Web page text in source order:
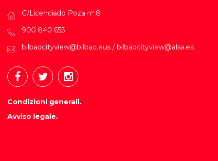
C/Licenciado Poza nº 8
900 840 655
bilbaocityview@bilbao.eus / bilbaocityview@alsa.es
Condizioni generali.
Avviso legale.